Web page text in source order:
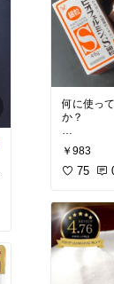
利さに魅
用してい
#ノンジョ
何に使っ
か？
こちら、
ンS 細粒
有名な乳
って事は
えます
と、言う
るのですが
￥983
75